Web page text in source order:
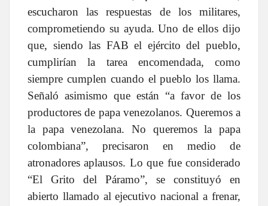
escucharon las respuestas de los militares,
comprometiendo su ayuda. Uno de ellos dijo
que, siendo las FAB el ejército del pueblo,
cumplirían la tarea encomendada, como
siempre cumplen cuando el pueblo los llama.
Señaló asimismo que están “a favor de los
productores de papa venezolanos. Queremos a
la papa venezolana. No queremos la papa
colombiana”, precisaron en medio de
atronadores aplausos. Lo que fue considerado
“El Grito del Páramo”, se constituyó en
abierto llamado al ejecutivo nacional a frenar,